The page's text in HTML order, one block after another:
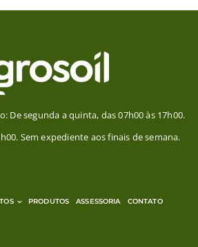
De segunda a quinta, das 07h00 às 17h00.
Sem expediente aos finais de semana.
PRODUTOS ASSESSORIA CONTATO